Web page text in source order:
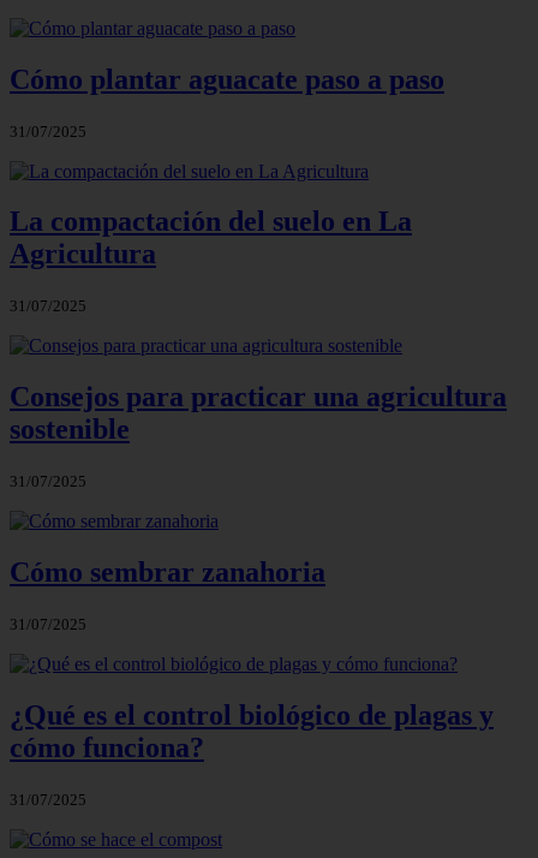
Cómo plantar aguacate paso a paso
31/07/2025
La compactación del suelo en La
Agricultura
31/07/2025
Consejos para practicar una agricultura
sostenible
31/07/2025
Cómo sembrar zanahoria
31/07/2025
¿Qué es el control biológico de plagas y
cómo funciona?
31/07/2025